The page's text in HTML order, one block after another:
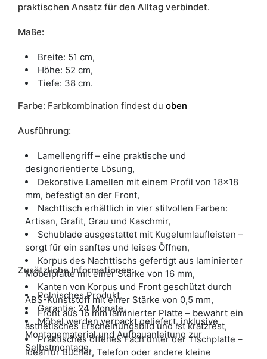
praktischen Ansatz für den Alltag verbindet.
Maße:
Breite: 51 cm,
Höhe: 52 cm,
Tiefe: 38 cm.
Farbe: Farbkombination findest du oben
Ausführung:
Lamellengriff – eine praktische und
designorientierte Lösung,
Dekorative Lamellen mit einem Profil von 18x18
mm, befestigt an der Front,
Nachttisch erhältlich in vier stilvollen Farben:
Artisan, Grafit, Grau und Kaschmir,
Schublade ausgestattet mit Kugelumlaufleisten –
sorgt für ein sanftes und leises Öffnen,
Korpus des Nachttischs gefertigt aus laminierter
Möbelplatte mit einer Stärke von 16 mm,
Kanten von Korpus und Front geschützt durch
ABS-Kunststoff mit einer Stärke von 0,5 mm,
Front aus 16 mm laminierter Platte – bewahrt ein
ästhetisches Erscheinungsbild und ist kratzfest,
Praktisches offenes Fach unter der Tischplatte –
ideal für Bücher, Telefon oder andere kleine
Zusätzliche Informationen:
Polnisches Produkt,
Garantie: 24 Monate,
Möbel werden verpackt geliefert, inklusive
Montagematerial und Aufbauanleitung zur
Selbstmontage.